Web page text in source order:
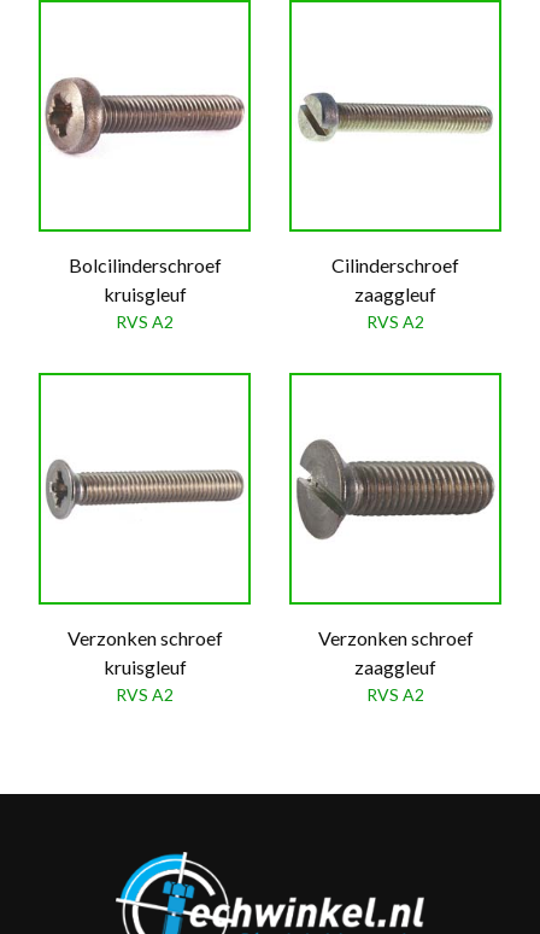
Bolcilinderschroef
kruisgleuf
RVS A2
Cilinderschroef
zaaggleuf
RVS A2
Verzonken schroef
kruisgleuf
RVS A2
Verzonken schroef
zaaggleuf
RVS A2